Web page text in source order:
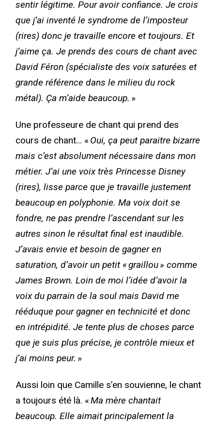
sentir légitime. Pour avoir confiance. Je crois
que j’ai inventé le syndrome de l’imposteur
(rires) donc je travaille encore et toujours. Et
j’aime ça. Je prends des cours de chant avec
David Féron (spécialiste des voix saturées et
grande référence dans le milieu du rock
métal). Ça m’aide beaucoup. »
Une professeure de chant qui prend des
cours de chant… « Oui, ça peut paraitre bizarre
mais c’est absolument nécessaire dans mon
métier. J’ai une voix très Princesse Disney
(rires), lisse parce que je travaille justement
beaucoup en polyphonie. Ma voix doit se
fondre, ne pas prendre l’ascendant sur les
autres sinon le résultat final est inaudible.
J’avais envie et besoin de gagner en
saturation, d’avoir un petit « graillou » comme
James Brown. Loin de moi l’idée d’avoir la
voix du parrain de la soul mais David me
rééduque pour gagner en technicité et donc
en intrépidité. Je tente plus de choses parce
que je suis plus précise, je contrôle mieux et
j’ai moins peur. »
Aussi loin que Camille s’en souvienne, le chant
a toujours été là. «Ma mère chantait
beaucoup. Elle aimait principalement la